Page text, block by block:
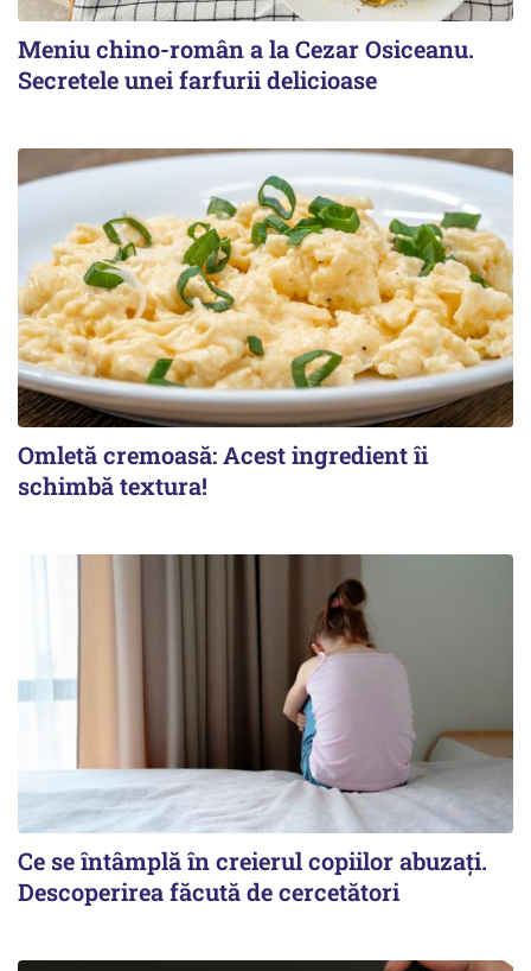
Meniu chino-român a la Cezar Osiceanu.
Secretele unei farfurii delicioase
Omletă cremoasă: Acest ingredient îi
schimbă textura!
Ce se întâmplă în creierul copiilor abuzați.
Descoperirea făcută de cercetători